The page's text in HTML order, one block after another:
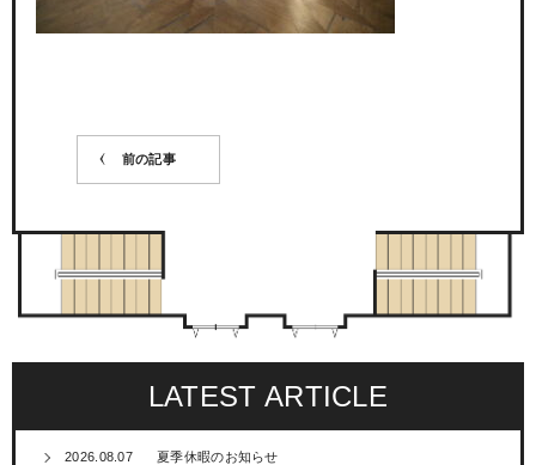
前の記事
LATEST ARTICLE
2026.08.07 夏季休暇のお知らせ